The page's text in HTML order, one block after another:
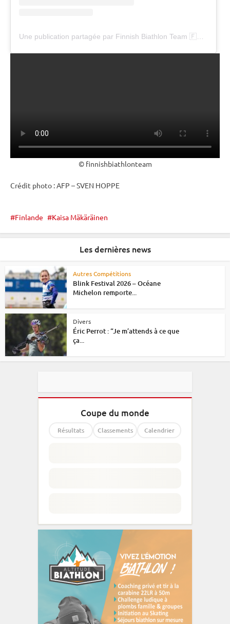
Une publication partagée par Finnish Biathlon Team 🇫🇮 (@finnishbiathlonteam)
© finnishbiathlonteam
Crédit photo : AFP – SVEN HOPPE
Finlande Kaisa Mäkäräinen
Les dernières news
Autres Compétitions
Blink Festival 2026 – Océane
Michelon remporte...
Divers
Éric Perrot : “Je m’attends à ce que
ça...
Coupe du monde
Résultats Classements Calendrier